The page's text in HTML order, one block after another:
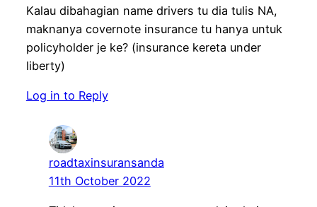
Kalau dibahagian name drivers tu dia tulis NA,
maknanya covernote insurance tu hanya untuk
policyholder je ke? (insurance kereta under
liberty)
Log in to Reply
roadtaxinsuransanda
11th October 2022